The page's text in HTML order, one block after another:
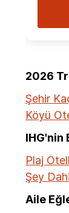
2026
Şehir
Köyü
IHG'nin
Plaj
Şey
Aile